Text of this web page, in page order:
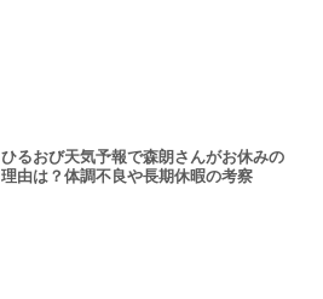
ひるおび天気予報で森朗さんがお休みの
理由は？体調不良や長期休暇の考察